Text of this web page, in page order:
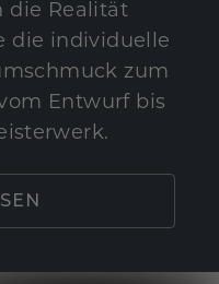
die Realität
die individuelle
zum
Entwurf bis